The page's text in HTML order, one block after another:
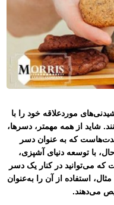
موردعلاقه خود را با
شاید از همه مهمتر، دسرها،
که به عنوان دسر
با توسعه دنیای آشپزی،
می‌توانید در کنار یک دسر
استفاده از آن را به‌عنوان
می‌دهند.